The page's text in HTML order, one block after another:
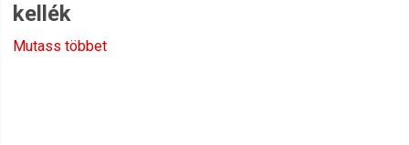
kellék
A gyantapapír a hagyományos, lehúzható gyanták
Mutass többet